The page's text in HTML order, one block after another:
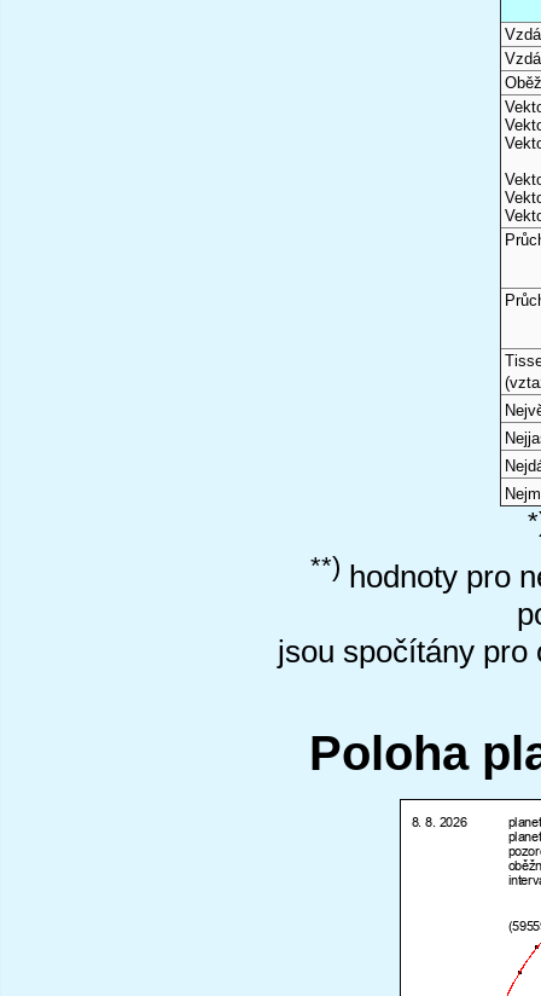
**) hodnoty pro
jsou spočítány pro
Poloha